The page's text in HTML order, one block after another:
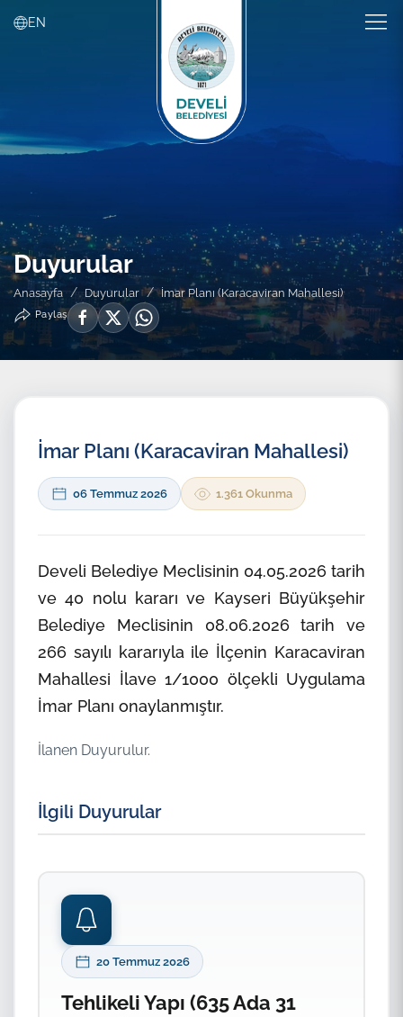
EN
Duyurular
Anasayfa Duyurular İmar Planı (Karacaviran Mahallesi)
Paylaş
İmar Planı (Karacaviran Mahallesi)
06 Temmuz 2026 1.361 Okunma
Develi Belediye Meclisinin 04.05.2026 tarih
ve 40 nolu kararı ve Kayseri Büyükşehir
Belediye Meclisinin 08.06.2026 tarih ve
266 sayılı kararıyla ile İlçenin Karacaviran
Mahallesi İlave 1/1000 ölçekli Uygulama
İmar Planı onaylanmıştır.
İlanen Duyurulur.
İlgili Duyurular
20 Temmuz 2026
Tehlikeli Yapı (635 Ada 31